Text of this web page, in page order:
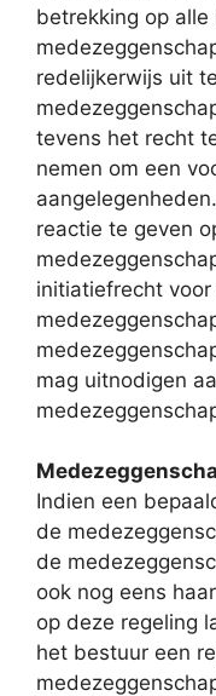
betrekking op
redelijkerwijs uit
tevens het recht
nemen om een
reactie te geven
initiatiefrecht
mag uitnodigen
Indien een
de
de
ook nog eens
op deze regeling
het bestuur een